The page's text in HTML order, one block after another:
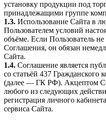
установку продукции под
принадлежащими группе
1.3. Использование Сайта в
Пользователем условий
объёме. Если Пользователь
Соглашения, он обязан
Сайта.
1.4. Соглашение является
со статьёй 437 Гражданского
(далее — ГК РФ). Акцептом
любого из следующих
регистрация личного
сервиса Сайта.